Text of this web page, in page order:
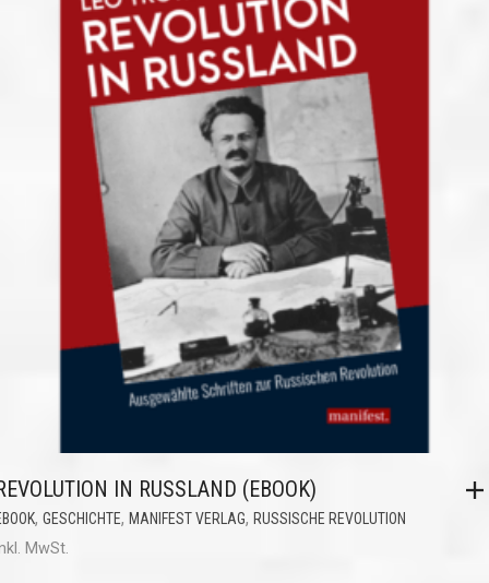
IN RUSSLAND (EBOOK)
, GESCHICHTE, MANIFEST VERLAG, RUSSISCHE REVOLUTION
MwSt.